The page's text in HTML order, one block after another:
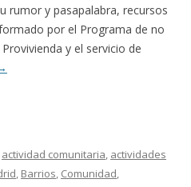
rumor y pasapalabra, recursos
por el Programa de no
y el servicio de
actividad comunitaria, actividades
, Barrios, Comunidad,